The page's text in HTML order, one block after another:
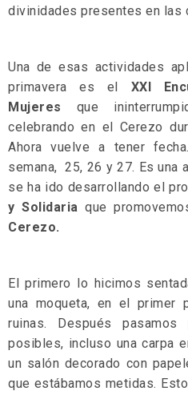
divinidades presentes en las
Una de esas actividades
primavera es el XXI
Mujeres que
celebrando en el Cerezo
Ahora vuelve a tener
semana, 25, 26 y 27. Es una
se ha ido desarrollando el
y Solidaria que
Cerezo.
El primero lo hicimos
una moqueta, en el primer
ruinas. Después
posibles, incluso una carpa
un salón decorado con
que estábamos metidas.